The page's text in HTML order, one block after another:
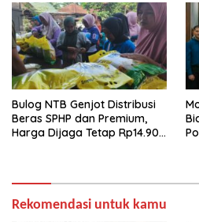
Bulog NTB Genjot Distribusi
Beras SPHP dan Premium,
Harga Dijaga Tetap Rp14.900
Rekomendasi untuk kamu